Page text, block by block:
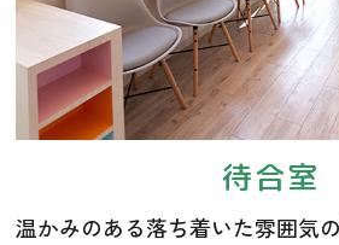
待合室
温かみのある落ち着いた雰囲気